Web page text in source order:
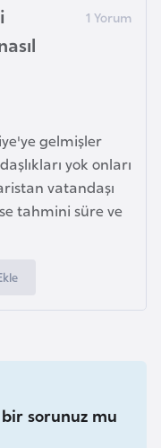
gelmişler
yok onları
vatandaşı
tahmini süre ve
sorunuz mu